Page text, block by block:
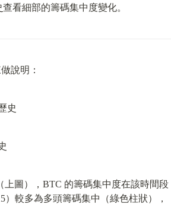
查看細部的籌碼集中度變化。
說明：
上圖），BTC 的籌碼集中度在該時間段
）較多為多頭籌碼集中（綠色柱狀），